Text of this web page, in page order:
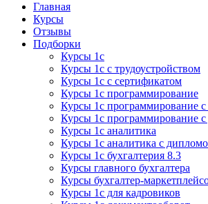
Главная
Курсы
Отзывы
Подборки
Курсы 1с
Курсы 1с с трудоустройством
Курсы 1с с сертификатом
Курсы 1с программирование
Курсы 1с программирование с
Курсы 1с программирование
Курсы 1с аналитика
Курсы 1с аналитика с
Курсы 1с бухгалтерия 8.3
Курсы главного бухгалтера
Курсы бухгалтер-
Курсы 1с для кадровиков